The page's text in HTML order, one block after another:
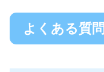
よくある質問